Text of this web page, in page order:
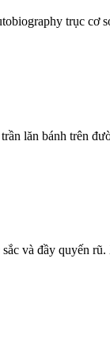
trục cơ
lăn bánh trên
và đầy quyến